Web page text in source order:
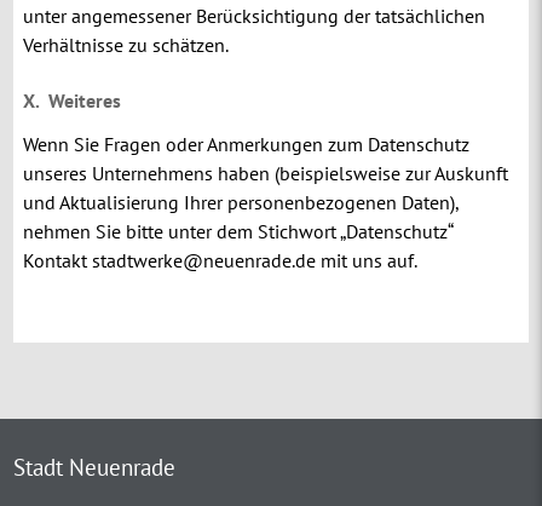
unter angemessener Berücksichtigung der tatsächlichen
Verhältnisse zu schätzen.
X. Weiteres
Wenn Sie Fragen oder Anmerkungen zum Datenschutz
unseres Unternehmens haben (beispielsweise zur Auskunft
und Aktualisierung Ihrer personenbezogenen Daten),
nehmen Sie bitte unter dem Stichwort „Datenschutz“
Kontakt stadtwerke@neuenrade.de mit uns auf.
Stadt Neuenrade